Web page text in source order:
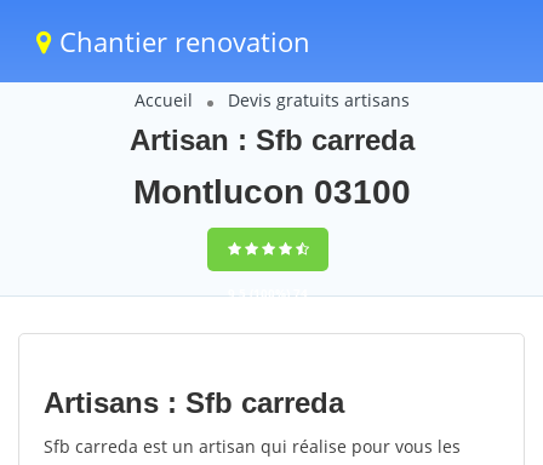
Chantier renovation
Accueil Devis gratuits artisans
Artisan : Sfb carreda
Montlucon 03100
9,5(100%)74
votes
Artisans : Sfb carreda
Sfb carreda est un artisan qui réalise pour vous les